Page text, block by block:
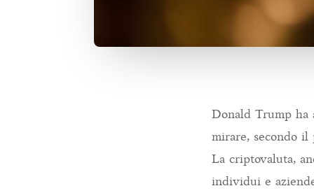
Donald Trump ha
mirare, secondo il
La criptovaluta,
individui e